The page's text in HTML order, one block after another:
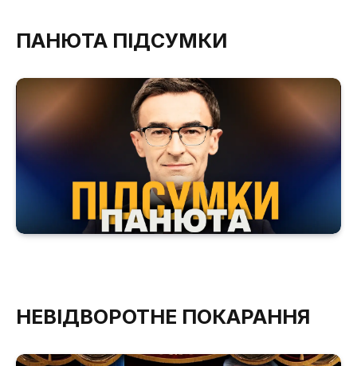
ПАНЮТА ПІДСУМКИ
НЕВІДВОРОТНЕ ПОКАРАННЯ